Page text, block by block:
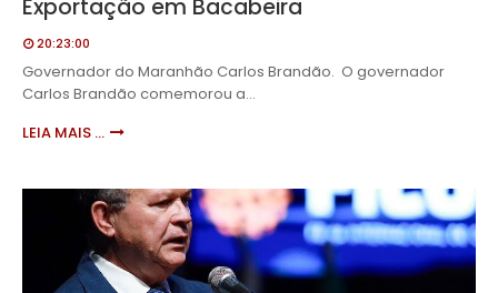
Exportação em Bacabeira
20:23:00
Governador do Maranhão Carlos Brandão. O governador
Carlos Brandão comemorou a…
LEIA MAIS ...